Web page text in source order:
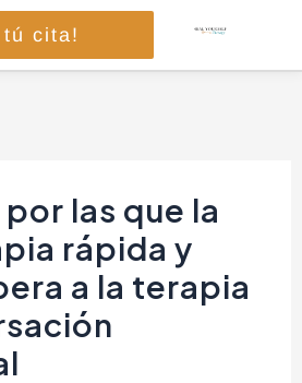
tú cita!
las que la
rápida y
a la terapia